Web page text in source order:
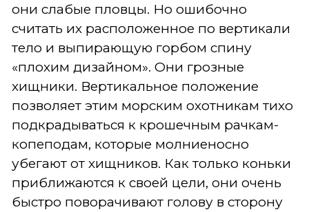
они слабые пловцы. Но ошибочно
считать их расположенное по вертикали
тело и выпирающую горбом спину
«плохим дизайном». Они грозные
хищники. Вертикальное положение
позволяет этим морским охотникам тихо
подкрадываться к крошечным рачкам-
копеподам, которые молниеносно
убегают от хищников. Как только коньки
приближаются к своей цели, они очень
быстро поворачивают голову в сторону